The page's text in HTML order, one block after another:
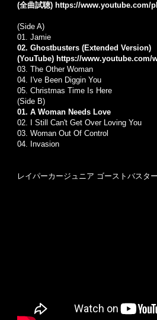
(全曲試聴) https://www.youtube.com/
(Side A)
01. Jamie
02. Ghostbusters (Extended Version)
(YouTube) https://www.youtube.com/
03. The Other Woman
04. I've Been Diggin You
05. Christmas Time Is Here
(Side B)
01. A Woman Needs Love
02. I Still Can't Get Over Loving You
03. Woman Out Of Control
04. Invasion
レイパーカージュニア ゴーストバスタ